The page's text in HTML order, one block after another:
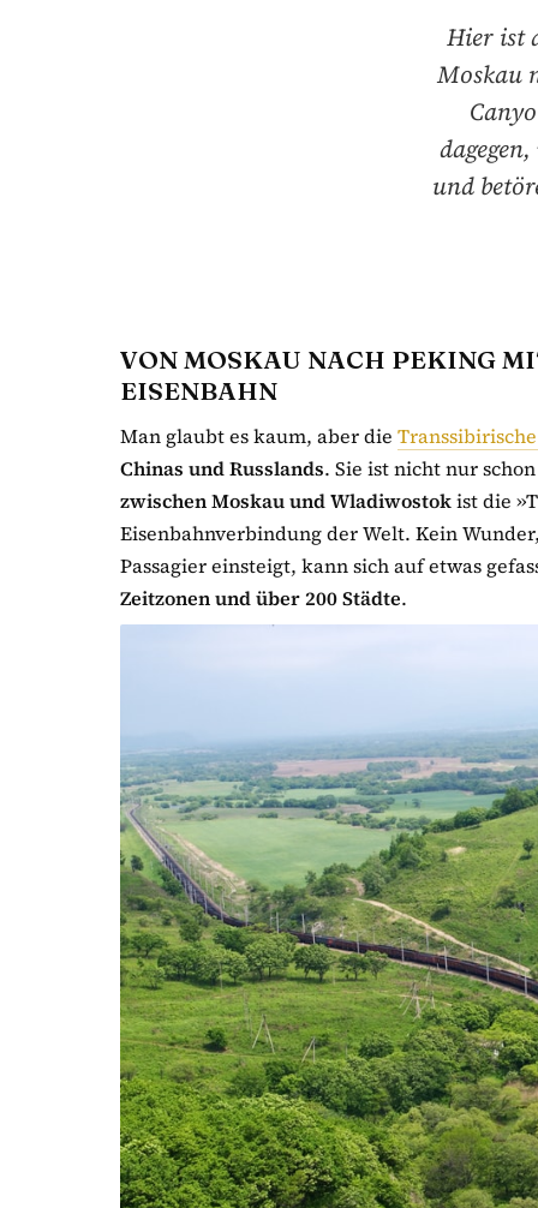
Hier ist
Moskau
und
VON MOSKAU NACH PEKING
EISENBAHN
Man glaubt es kaum, aber die
Chinas und Russlands. Sie ist nicht nur
zwischen Moskau und Wladiwostokist die
Eisenbahnverbindung der Welt. Kein
Passagier einsteigt, kann sich auf etwas
Zeitzonen und über 200 Städte.